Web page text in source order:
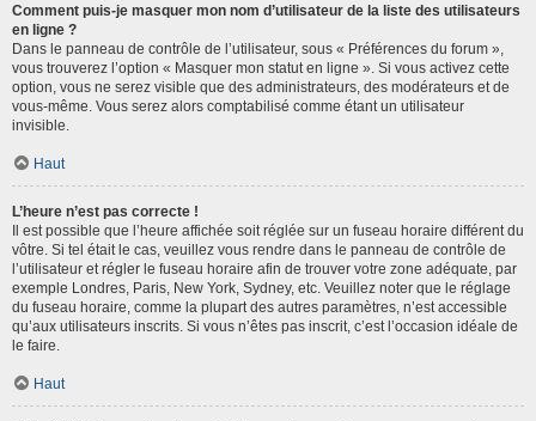
Comment puis-je masquer mon nom d’utilisateur de la liste des utilisateurs
en ligne ?
Dans le panneau de contrôle de l’utilisateur, sous « Préférences du forum »,
vous trouverez l’option « Masquer mon statut en ligne ». Si vous activez cette
option, vous ne serez visible que des administrateurs, des modérateurs et de
vous-même. Vous serez alors comptabilisé comme étant un utilisateur
invisible.
Haut
L’heure n’est pas correcte !
Il est possible que l’heure affichée soit réglée sur un fuseau horaire différent du
vôtre. Si tel était le cas, veuillez vous rendre dans le panneau de contrôle de
l’utilisateur et régler le fuseau horaire afin de trouver votre zone adéquate, par
exemple Londres, Paris, New York, Sydney, etc. Veuillez noter que le réglage
du fuseau horaire, comme la plupart des autres paramètres, n’est accessible
qu’aux utilisateurs inscrits. Si vous n’êtes pas inscrit, c’est l’occasion idéale de
le faire.
Haut